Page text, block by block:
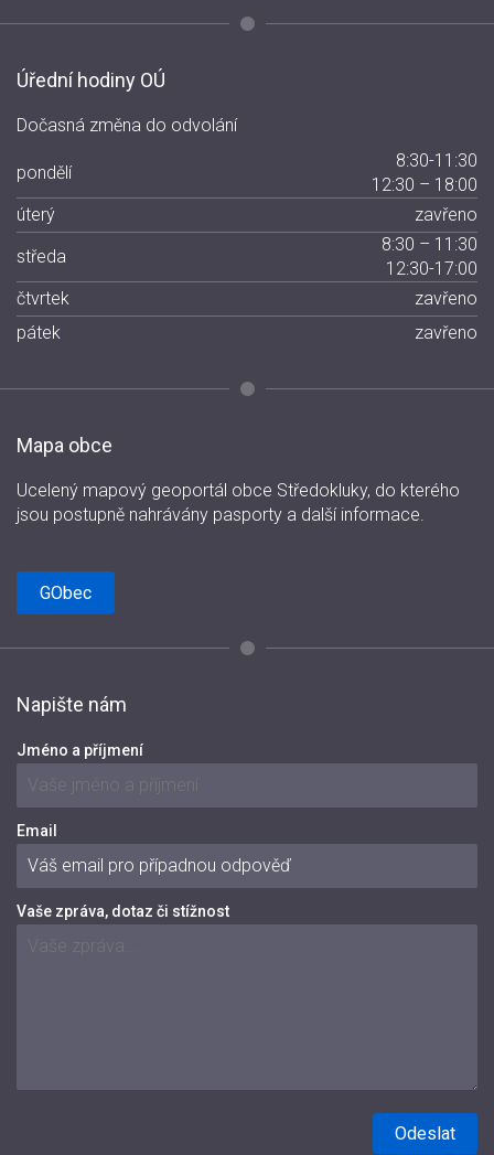
Úřední hodiny OÚ
Dočasná změna do odvolání
pondělí
8:30-11:30
12:30 – 18:00
úterý
zavřeno
středa
8:30 – 11:30
12:30-17:00
čtvrtek
zavřeno
pátek
zavřeno
Mapa obce
Ucelený mapový geoportál obce Středokluky, do kterého
jsou postupně nahrávány pasporty a další informace.
GObec
Napište nám
Jméno a příjmení
Email
Vaše zpráva, dotaz či stížnost